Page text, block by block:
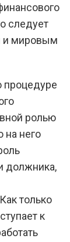
следует
и мировым
процедуре
ролью
на него
должника,
только
к